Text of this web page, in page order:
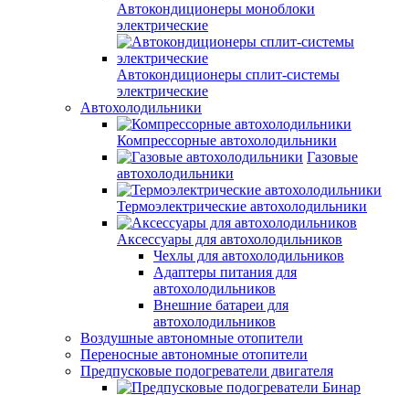
Автокондиционеры моноблоки
электрические
Автокондиционеры сплит-системы
электрические
Автохолодильники
Компрессорные автохолодильники
Газовые
автохолодильники
Термоэлектрические автохолодильники
Аксессуары для автохолодильников
Чехлы для автохолодильников
Адаптеры питания для
автохолодильников
Внешние батареи для
автохолодильников
Воздушные автономные отопители
Переносные автономные отопители
Предпусковые подогреватели двигателя